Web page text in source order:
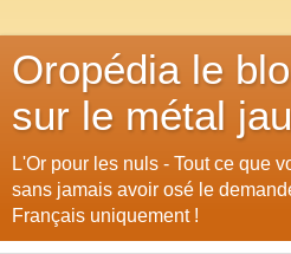
Oropédia le
sur le métal
L'Or pour les nuls - Tout ce que
sans jamais avoir osé le
Français uniquement !